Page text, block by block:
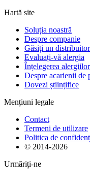
Hartă site
Soluția noastră
Despre companie
Găsiți un distribuitor
Evaluați-vă alergia
Înțelegerea alergiilor
Despre acarienii de
Dovezi științifice
Mențiuni legale
Contact
Termeni de utilizare
Politica de
© 2014-2026
Urmăriți-ne